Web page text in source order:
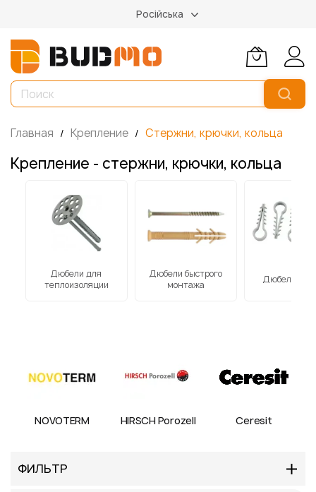
Російська
Главная Крепление Стержни, крючки, кольца
Крепление - стержни, крючки, кольца
Дюбели для
теплоизоляции
Дюбели быстрого
монтажа
Дюбель-
NOVOTERM HIRSCH Porozell Ceresit
ФИЛЬТР